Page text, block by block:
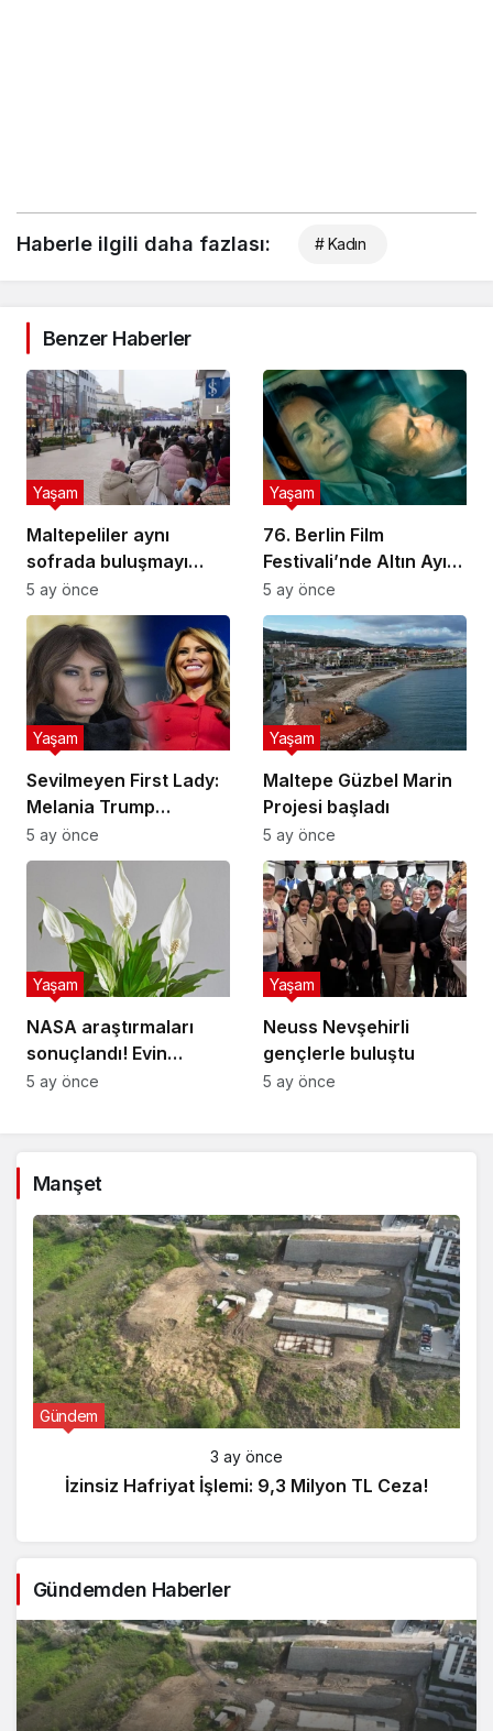
Haberle ilgili daha fazlası: # Kadın
Benzer Haberler
Maltepeliler aynı
sofrada buluşmayı
sürdürüyor
Yaşam
5 ay önce
76. Berlin Film
Festivali’nde Altın Ayı
ödülünü Sarı Zarflar
kazandı
Yaşam
5 ay önce
Sevilmeyen First Lady:
Melania Trump
popülerlik
sıralamasında sondan
Yaşam
5 ay önce
Maltepe Güzbel Marin
Projesi başladı
Yaşam
5 ay önce
NASA araştırmaları
sonuçlandı! Evin
havasını yüzde doksan
Yaşam
5 ay önce
Neuss Nevşehirli
gençlerle buluştu
Yaşam
5 ay önce
Manşet
Gündem
3 ay önce
İzinsiz Hafriyat İşlemi: 9,3 Milyon TL Ceza!
Gündemden Haberler